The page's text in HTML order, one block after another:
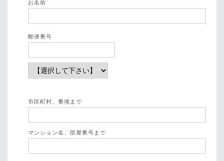
お名前
郵便番号
市区町村、番地まで
マンション名、部屋番号まで